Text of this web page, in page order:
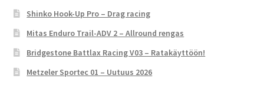
Shinko Hook-Up Pro – Drag racing
Mitas Enduro Trail-ADV 2 – Allround rengas
Bridgestone Battlax Racing V03 – Ratakäyttöön!
Metzeler Sportec 01 – Uutuus 2026